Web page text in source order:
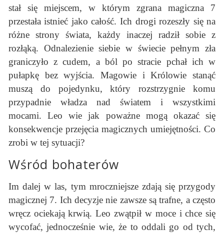
stał się miejscem, w którym zgrana magiczna 7
przestała istnieć jako całość. Ich drogi rozeszły się na
różne strony świata, każdy inaczej radził sobie z
rozłąką. Odnalezienie siebie w świecie pełnym zła
graniczyło z cudem, a ból po stracie pchał ich w
pułapkę bez wyjścia. Magowie i Królowie stanąć
muszą do pojedynku, który rozstrzygnie komu
przypadnie władza nad światem i wszystkimi
mocami. Leo wie jak poważne mogą okazać się
konsekwencje przejęcia magicznych umiejętności. Co
zrobi w tej sytuacji?
Wśród bohaterów
Im dalej w las, tym mroczniejsze zdają się przygody
magicznej 7. Ich decyzje nie zawsze są trafne, a często
wręcz ociekają krwią. Leo zwątpił w moce i chce się
wycofać, jednocześnie wie, że to oddali go od tych,